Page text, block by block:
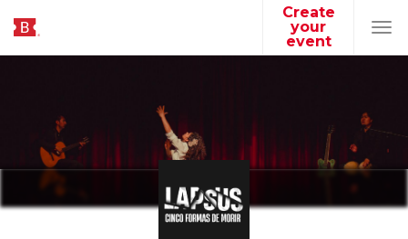
Create
your
event